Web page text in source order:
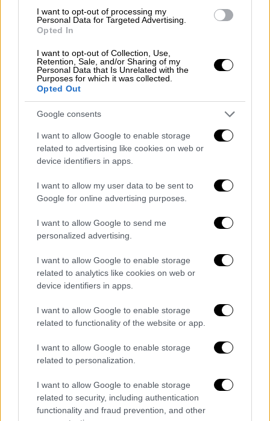
I want to opt-out of processing my
Personal Data for Targeted Advertising.
Opted In
I want to opt-out of Collection, Use,
Retention, Sale, and/or Sharing of my
Personal Data that Is Unrelated with the
Purposes for which it was collected.
Opted Out
Google consents
I want to allow Google to enable storage
related to advertising like cookies on web or
device identifiers in apps.
I want to allow my user data to be sent to
Google for online advertising purposes.
I want to allow Google to send me
personalized advertising.
I want to allow Google to enable storage
related to analytics like cookies on web or
device identifiers in apps.
I want to allow Google to enable storage
related to functionality of the website or app.
I want to allow Google to enable storage
related to personalization.
I want to allow Google to enable storage
related to security, including authentication
functionality and fraud prevention, and other
Τι είπε στο ethnos.gr
ο αναπληρωτής υπουργός Εθνικής
Οικονομίας και Οικονομικών
Πολιτική|21.10.2023 10:15
Μαρινάκης κατά Κασσελάκη: Εξέδωσε
άλλη μια «πολάκεια» ανακοίνωση
προσπαθώντας να υποβαθμίσει μια
«Καλό θα είναι στον ΣΥΡΙΖΑ, αντί να
απέναντι σε κάθε θετική
είδηση και επιτυχία για τη χώρα, να κάνουν
την αυτοκριτική τους για